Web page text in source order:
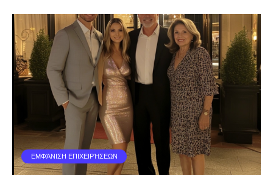
ΕΜΦΆΝΙΣΗ ΕΠΙΧΕΙΡΉΣΕΩΝ